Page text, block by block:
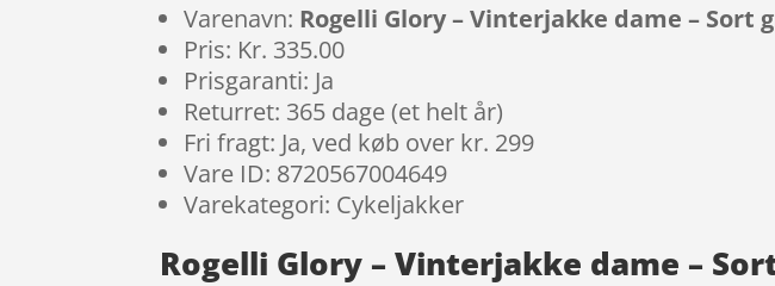
Varenavn: Rogelli Glory – Vinterjakke dame – Sort
Pris: Kr. 335.00
Prisgaranti: Ja
Returret: 365 dage (et helt år)
Fri fragt: Ja, ved køb over kr. 299
Vare ID: 8720567004649
Varekategori: Cykeljakker
Rogelli Glory – Vinterjakke dame –